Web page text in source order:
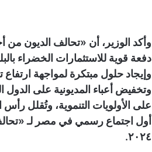
دفعة قوية للاستثمارات الخضراء
وإيجاد حلول مبتكرة لمواجهة
وتخفيض أعباء المديونية على الدول
على الأولويات التنموية، وتُقلل
أول اجتماع رسمي في مصر لـ
٢٠٢٤.